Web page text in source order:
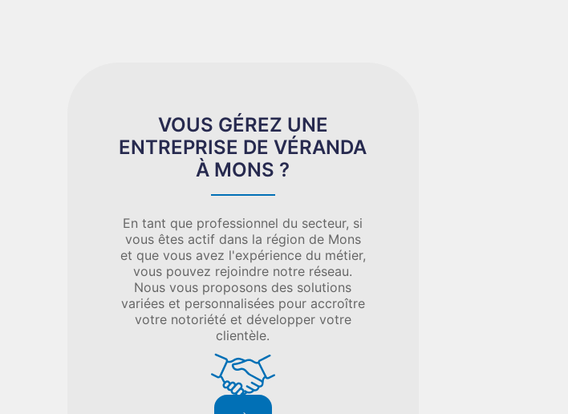
VOUS GÉREZ UNE
ENTREPRISE DE VÉRANDA
À MONS ?
En tant que professionnel du secteur, si
vous êtes actif dans la région de Mons
et que vous avez l'expérience du métier,
vous pouvez rejoindre notre réseau.
Nous vous proposons des solutions
variées et personnalisées pour accroître
votre notoriété et développer votre
clientèle.